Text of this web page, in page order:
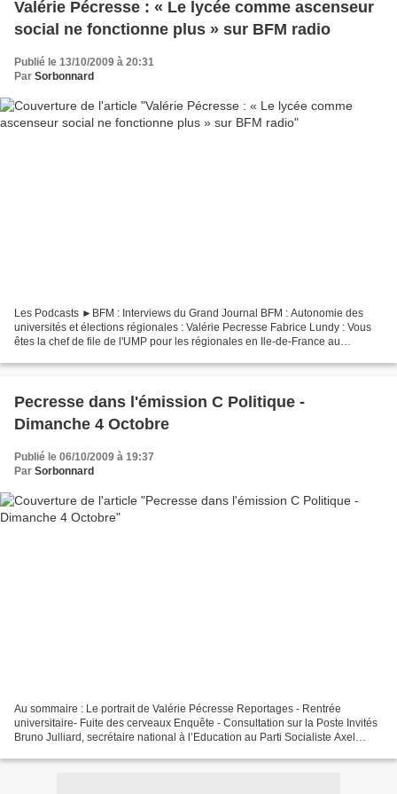
Valérie Pécresse : « Le lycée comme ascenseur
social ne fonctionne plus » sur BFM radio
Publié le 13/10/2009 à 20:31
Par Sorbonnard
Les Podcasts ►BFM : Interviews du Grand Journal BFM : Autonomie des
universités et élections régionales : Valérie Pecresse Fabrice Lundy : Vous
êtes la chef de file de l'UMP pour les régionales en Ile-de-France au
Pecresse dans l'émission C Politique -
Dimanche 4 Octobre
Publié le 06/10/2009 à 19:37
Par Sorbonnard
Au sommaire : Le portrait de Valérie Pécresse Reportages - Rentrée
universitaire- Fuite des cerveaux Enquête - Consultation sur la Poste Invités
Bruno Julliard, secrétaire national à l’Education au Parti Socialiste Axel